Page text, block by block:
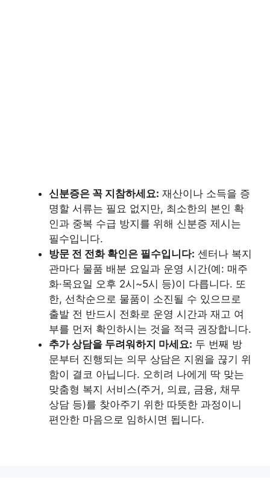
신분증은 꼭 지참하세요: 재산이나 소득을 증
명할 서류는 필요 없지만, 최소한의 본인 확
인과 중복 수급 방지를 위해 신분증 제시는
필수입니다.
방문 전 전화 확인은 필수입니다: 센터나 복지
관마다 물품 배분 요일과 운영 시간(예: 매주
화·목요일 오후 2시~5시 등)이 다릅니다. 또
한, 선착순으로 물품이 소진될 수 있으므로
출발 전 반드시 전화로 운영 시간과 재고 여
부를 먼저 확인하시는 것을 적극 권장합니다.
추가 상담을 두려워하지 마세요: 두 번째 방
문부터 진행되는 의무 상담은 지원을 끊기 위
함이 결코 아닙니다. 오히려 나에게 딱 맞는
맞춤형 복지 서비스(주거, 의료, 금융, 채무
상담 등)를 찾아주기 위한 따뜻한 과정이니
편안한 마음으로 임하시면 됩니다.